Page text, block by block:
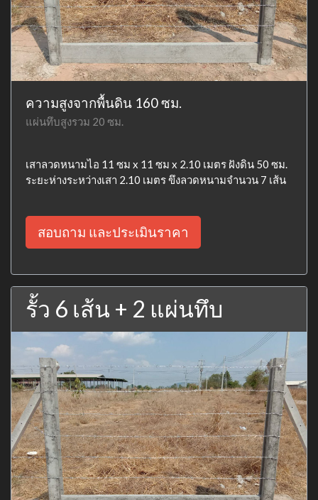
ความสูงจากพื้นดิน 160 ซม.
แผ่นทึบสูงรวม 20 ซม.
เสาลวดหนามไอ 11 ซม x 11 ซม x 2.10 เมตร ฝังดิน 50 ซม.
ระยะห่างระหว่างเสา 2.10 เมตร ขึงลวดหนามจำนวน 7 เส้น
สอบถาม และประเมินราคา
รั้ว 6 เส้น + 2 แผ่นทึบ